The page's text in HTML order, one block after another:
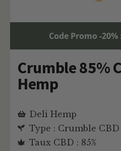
Code Promo -20%
Crumble 85%
Hemp
Deli Hemp
Type : Crumble CBD
Taux CBD : 85%